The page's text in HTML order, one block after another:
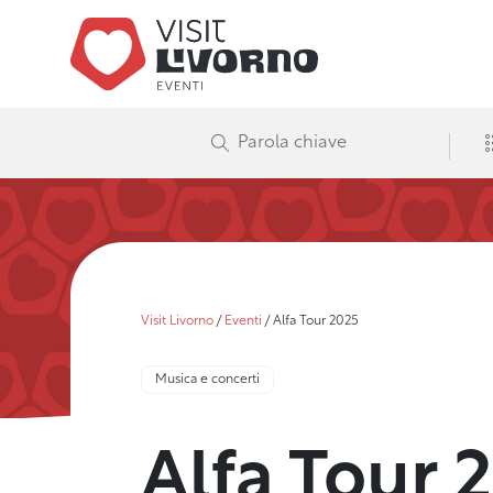
Visit Livorno / Eventi / Alfa Tour 2025
Musica e concerti